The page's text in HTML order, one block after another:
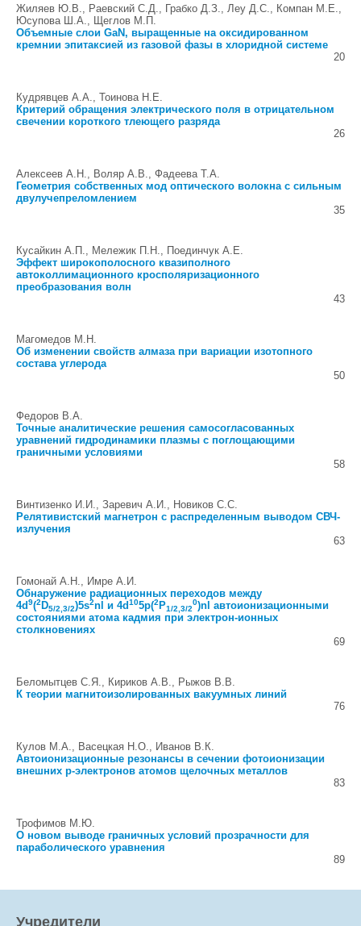
Жиляев Ю.В., Раевский С.Д., Грабко Д.З., Леу Д.С., Компан М.Е.,
Юсупова Ш.А., Щеглов М.П.
Объемные слои GaN, выращенные на оксидированном
кремнии эпитаксией из газовой фазы в хлоридной системе
20
Кудрявцев А.А., Тоинова Н.Е.
Критерий обращения электрического поля в отрицательном
свечении короткого тлеющего разряда
26
Алексеев А.Н., Воляр А.В., Фадеева Т.А.
Геометрия собственных мод оптического волокна с сильным
двулучепреломлением
35
Кусайкин А.П., Мележик П.Н., Поединчук А.Е.
Эффект широкополосного квазиполного
автоколлимационного кросполяризационного
преобразования волн
43
Магомедов М.Н.
Об изменении свойств алмаза при вариации изотопного
состава углерода
50
Федоров В.А.
Точные аналитические решения самосогласованных
уравнений гидродинамики плазмы с поглощающими
граничными условиями
58
Винтизенко И.И., Заревич А.И., Новиков С.С.
Релятивистский магнетрон с распределенным выводом СВЧ-
излучения
63
Гомонай А.Н., Имре А.И.
Обнаружение радиационных переходов между
4d9(2 D5/2,3/2)5s2nl и 4d105p(2 P1/2,3/2
0)nl автоионизационными
состояниями атома кадмия при электрон-ионных
столкновениях
69
Беломытцев С.Я., Кириков А.В., Рыжов В.В.
К теории магнитоизолированных вакуумных линий
76
Кулов М.А., Васецкая Н.О., Иванов В.К.
Автоионизационные резонансы в сечении фотоионизации
внешних p-электронов атомов щелочных металлов
83
Трофимов М.Ю.
О новом выводе граничных условий прозрачности для
параболического уравнения
89
Учредители